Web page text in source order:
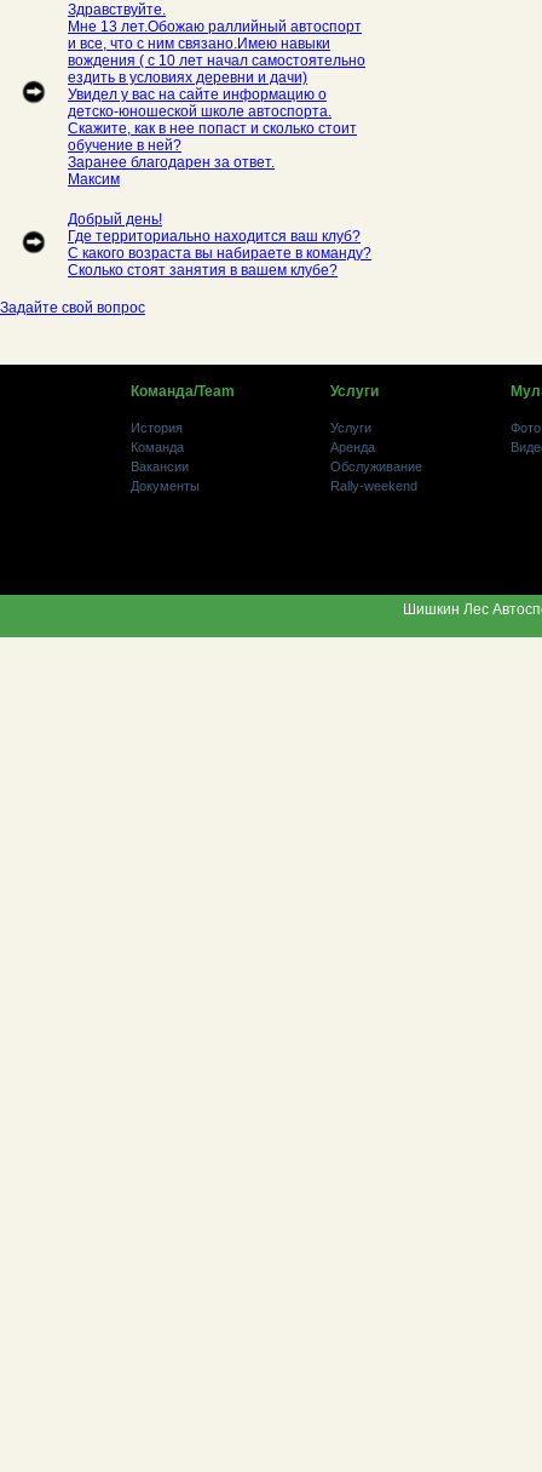
Здравствуйте.
Мне 13 лет.Обожаю раллийный автоспорт
и все, что с ним связано.Имею навыки
вождения ( с 10 лет начал самостоятельно
ездить в условиях деревни и дачи)
Увидел у вас на сайте информацию о
детско-юношеской школе автоспорта.
Скажите, как в нее попаст и сколько стоит
обучение в ней?
Заранее благодарен за ответ.
Максим
Добрый день!
Где территориально находится ваш клуб?
С какого возраста вы набираете в команду?
Сколько стоят занятия в вашем клубе?
Задайте свой вопрос
Команда/Team Услуги
История Услуги
Фото
Команда
Аренда
Вакансии
Обслуживание
Документы
Rally-weekend
Шишкин Лес